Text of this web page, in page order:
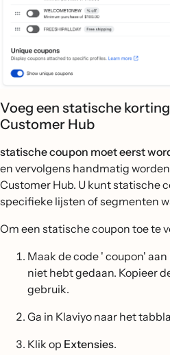
Voeg een statische
Customer Hub
statische coupon moet eerst
en vervolgens handmatig
Customer Hub. U kunt statische
specifieke lijsten of segmenten
Om een statische coupon toe te
Maak de code ' coupon'
niet hebt gedaan. Kopieer
gebruik.
Ga in Klaviyo naar het
Klik op Extensies.